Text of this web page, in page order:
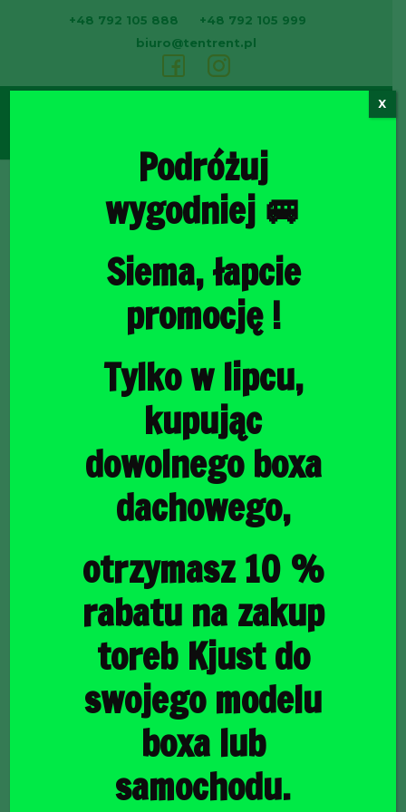
+48 792 105 888
+48 792 105 999
biuro@tentrent.pl
Torby do bagażnika
/ RENAULT MEGANE GRANDTOUR
2008-2016 TORBY DO BAGAŻNIKA 5 SZT
RENAULT MEGANE
GRANDTOUR 2008-
2016 TORBY DO
BAGAŻNIKA 5 SZT
Podróżuj
wygodniej 🚐
Siema, łapcie
promocję !
Tylko w lipcu,
kupując
dowolnego boxa
dachowego,
otrzymasz 10 %
rabatu na zakup
toreb Kjust do
swojego modelu
boxa lub
samochodu.
X